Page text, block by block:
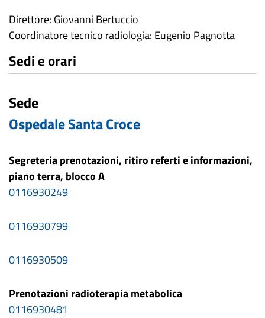
Direttore: Giovanni Bertuccio
Coordinatore tecnico radiologia: Eugenio Pagnotta
Sedi e orari
Sede
Ospedale Santa Croce
Segreteria prenotazioni, ritiro referti e informazioni,
piano terra, blocco A
0116930249
0116930799
0116930509
Prenotazioni radioterapia metabolica
0116930481